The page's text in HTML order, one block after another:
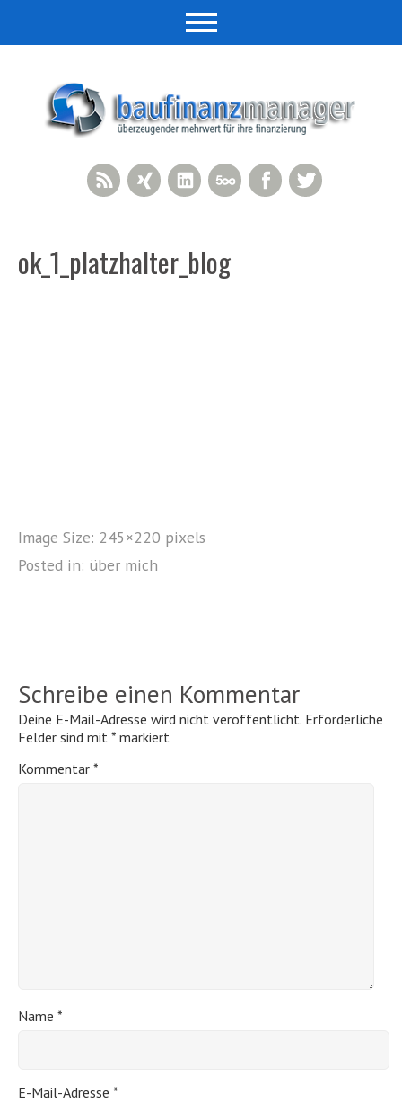
Facebook
500px
LinkedIn
Xing
RSS Feed
ok_1_platzhalter_blog
Image Size: 245×220 pixels
Posted in: über mich
Schreibe einen Kommentar
Deine E-Mail-Adresse wird nicht veröffentlicht. Erforderliche
Felder sind mit * markiert
Kommentar *
Name *
E-Mail-Adresse *